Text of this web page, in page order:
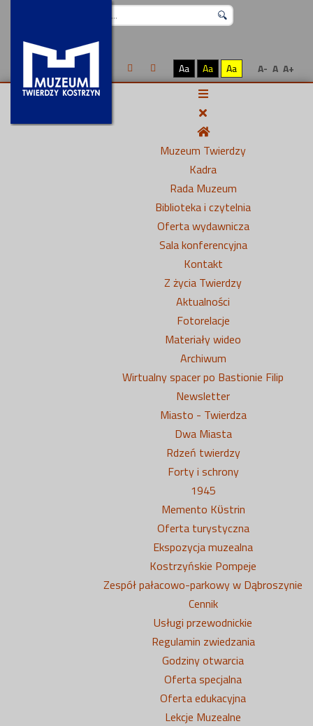
Aa Aa Aa A- A A+
Muzeum Twierdzy
Kadra
Rada Muzeum
Biblioteka i czytelnia
Oferta wydawnicza
Sala konferencyjna
Kontakt
Z życia Twierdzy
Aktualności
Fotorelacje
Materiały wideo
Archiwum
Wirtualny spacer po Bastionie Filip
Newsletter
Miasto - Twierdza
Dwa Miasta
Rdzeń twierdzy
Forty i schrony
1945
Memento Kϋstrin
Oferta turystyczna
Ekspozycja muzealna
Kostrzyńskie Pompeje
Zespół pałacowo-parkowy w Dąbroszynie
Cennik
Usługi przewodnickie
Regulamin zwiedzania
Godziny otwarcia
Oferta specjalna
Oferta edukacyjna
Lekcje Muzealne